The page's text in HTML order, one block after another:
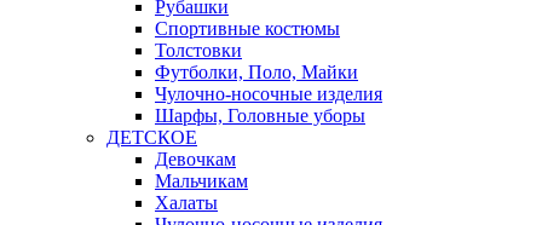
Рубашки
Спортивные костюмы
Толстовки
Футболки, Поло, Майки
Чулочно-носочные изделия
Шарфы, Головные уборы
ДЕТСКОЕ
Девочкам
Мальчикам
Халаты